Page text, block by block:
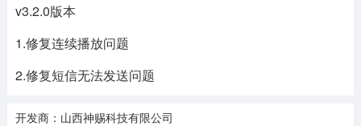
v3.2.0版本
1.修复连续播放问题
2.修复短信无法发送问题
开发商：山西神赐科技有限公司